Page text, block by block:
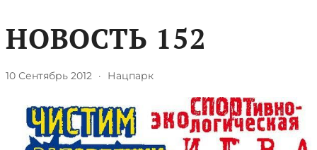
НОВОСТЬ 152
10 Сентябрь 2012 · Нацпарк